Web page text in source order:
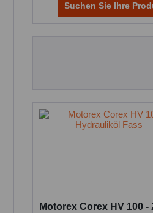
Suchen Sie Ihre
Motorex Corex HV 100 -